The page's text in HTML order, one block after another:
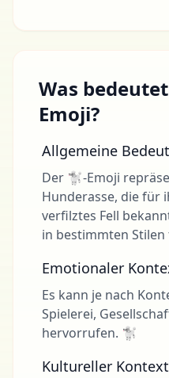
Was
Emoji?
Allgemeine
Der 🐩-Emoji
Hunderasse, die für
verfilztes Fell
in bestimmten
Emotionaler
Es kann je nach
Spielerei,
hervorrufen. 🐩
Kultureller Kontext